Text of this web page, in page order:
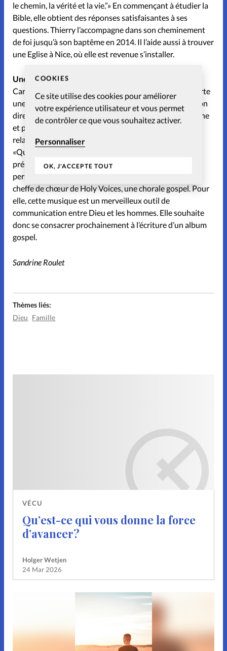
COOKIES
Ce site utilise des cookies pour améliorer
votre expérience utilisateur et vous permet
de contrôler ce que vous souhaitez activer.
Personnaliser
OK, J'ACCEPTE TOUT
le chemin, la vérité et la vie.”» En commençant à étudier la
Bible, elle obtient des réponses satisfaisantes à ses
questions. Thierry l’accompagne dans son cheminement
de foi jusqu’à son baptême en 2014. Il l’aide aussi à trouver
une Eglise à Nice, où elle est revenue s’installer.
Une musique faite de gospel
Caroline Blandin affirme que sa foi chrétienne lui apporte
une nouvelle dimension: «On peut avoir cette connexion
directe avec le Créateur.» La chanteuse se dit plus sereine
et prie avant de prendre ses décisions. Ce sont les
relations amicales qui font la différence à ses yeux:
«Quand j’ai intégré mon Eglise, j’ai été très émue par la
présence de Dieu et cet amour qui émanait des
personnes.» Aujourd’hui Caroline Blandin est devenue
cheffe de chœur de Holy Voices, une chorale gospel. Pour
elle, cette musique est un merveilleux outil de
communication entre Dieu et les hommes. Elle souhaite
donc se consacrer prochainement à l’écriture d’un album
gospel.
Sandrine Roulet
Thèmes liés:
Dieu Famille
VÉCU
Qu’est-ce qui vous donne la force
d’avancer?
Holger Wetjen
24 Mar 2026